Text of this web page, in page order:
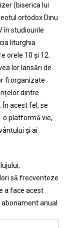
(biserica lui
ortodox Dinu
în studiourile
liturghia
orele 10 și 12.
lor lansări de
fi organizate
dintre
În acest fel, se
platformă vie,
și ai
să frecventeze
a face acest
anual.